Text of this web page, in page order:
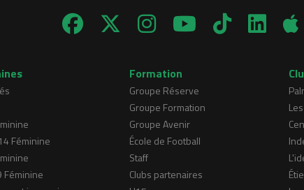
Féminine
Féminine
Formation
Groupe Réserve
Groupe Formation
Groupe Avenir
École de Football
Staff
Clubs partenaires